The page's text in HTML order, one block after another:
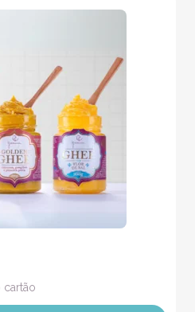
cartão